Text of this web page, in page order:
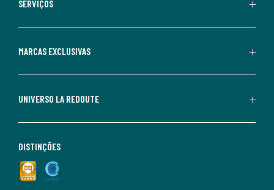
SERVIÇOS
MARCAS EXCLUSIVAS
UNIVERSO LA REDOUTE
DISTINÇÕES